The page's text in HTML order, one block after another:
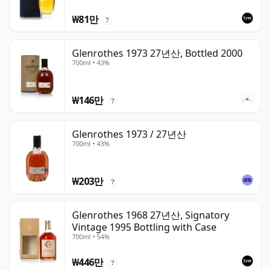
₩81만 ?
Glenrothes 1973 27년산, Bottled 2000
700ml • 43%
₩146만 ?
Glenrothes 1973 / 27년산
700ml • 43%
₩203만 ?
Glenrothes 1968 27년산, Signatory
Vintage 1995 Bottling with Case
700ml • 54%
₩446만 ?